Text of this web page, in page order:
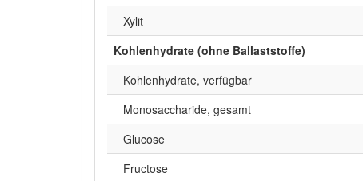
Xylit
Kohlenhydrate (ohne Ballaststoffe)
Kohlenhydrate, verfügbar
Monosaccharide, gesamt
Glucose
Fructose